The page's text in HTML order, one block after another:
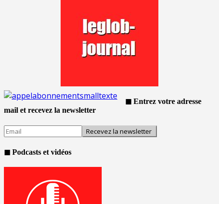
◼ Entrez votre adresse
mail et recevez la newsletter
◼ Podcasts et vidéos